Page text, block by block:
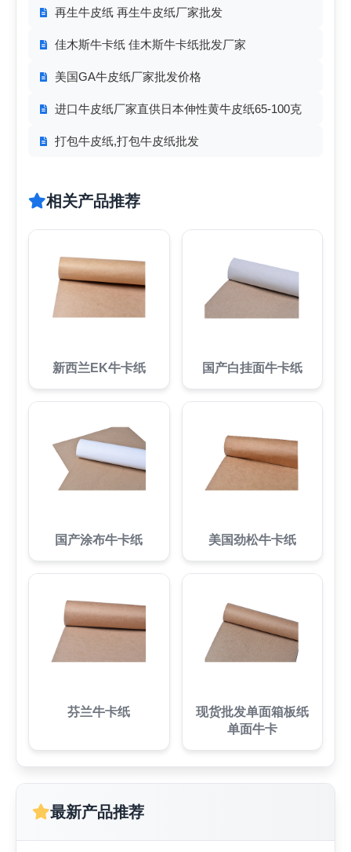
再生牛皮纸 再生牛皮纸厂家批发
佳木斯牛卡纸 佳木斯牛卡纸批发厂家
美国GA牛皮纸厂家批发价格
进口牛皮纸厂家直供日本伸性黄牛皮纸65-100克
打包牛皮纸,打包牛皮纸批发
相关产品推荐
新西兰EK牛卡纸 国产白挂面牛卡纸
国产涂布牛卡纸 美国劲松牛卡纸
芬兰牛卡纸
现货批发单面箱板纸
单面牛卡
最新产品推荐